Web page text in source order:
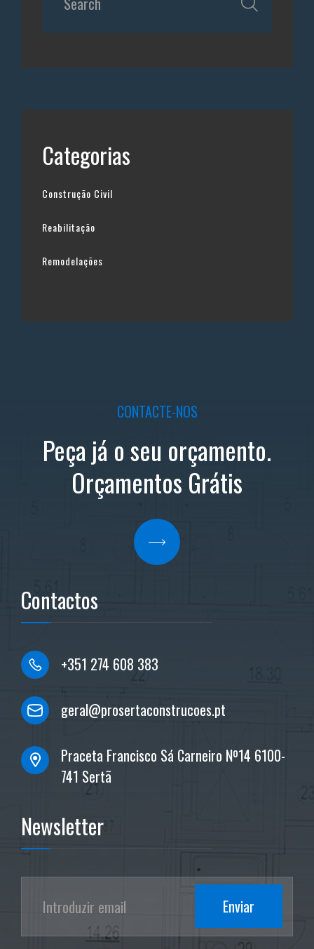
Categorias
Construção Civil
Reabilitação
Remodelações
CONTACTE-NOS
Peça já o seu orçamento.
Orçamentos Grátis
Contactos
+351 274 608 383
geral@prosertaconstrucoes.pt
Praceta Francisco Sá Carneiro Nº14 6100-
741 Sertã
Newsletter
Enviar